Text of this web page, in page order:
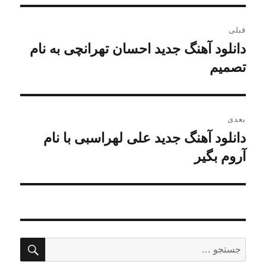
نوشته
قبلی
نوشته
قبلی:
دانلود آهنگ جدید احسان تهرانچی به نام
تصمیم
بعدی
نوشته
بعدی:
دانلود آهنگ جدید علی لهراسبی با نام
آروم بگیر
برای: